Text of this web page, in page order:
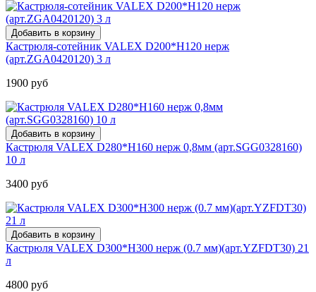
Кастрюля-сотейник VALEX D200*H120 нерж
(арт.ZGA0420120) 3 л
1900 руб
Кастрюля VALEX D280*H160 нерж 0,8мм (арт.SGG0328160)
10 л
3400 руб
Кастрюля VALEX D300*H300 нерж (0.7 мм)(арт.YZFDT30) 21
л
4800 руб